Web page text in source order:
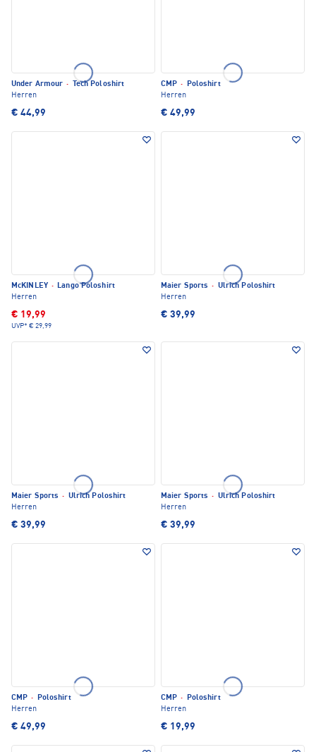
Under Armour ·
Tech Poloshirt
Herren
€ 44,99
CMP ·
Poloshirt
Herren
€ 49,99
McKINLEY · Lango Poloshirt
Herren
€ 19,99
UVP* € 29,99
Maier Sports · Ulrich Poloshirt
Herren
€ 39,99
Maier Sports · Ulrich Poloshirt
Herren
€ 39,99
Maier Sports · Ulrich Poloshirt
Herren
€ 39,99
CMP ·
Poloshirt
Herren
€ 49,99
CMP ·
Poloshirt
Herren
€ 19,99